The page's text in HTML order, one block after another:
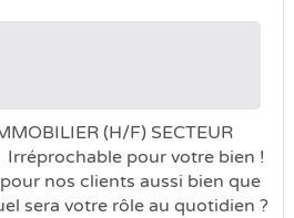
(H/F) SECTEUR
Irréprochable pour votre bien !
nos clients aussi bien que
sera votre rôle au quotidien ?